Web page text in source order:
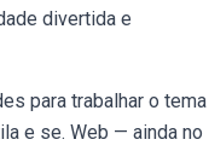
divertida e
para trabalhar o tema
e se. Web — ainda no